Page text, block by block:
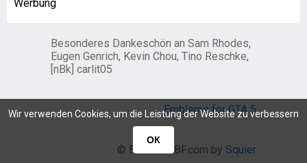
Wir verwenden Cookies, um die Leistung der Website zu verbessern
ОК
Werbung
Besonderes Dankeschön an Sam Rhodes,
Eugen Genrich, Kevin Chou, Tino Reschke,
[nBk] carlit05
Emblems for GTA 5
© EmblemsBF.com by Squier